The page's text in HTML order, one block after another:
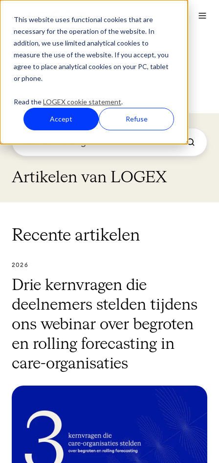
This website uses functional cookies that are
necessary for the operation of the website. In
addition, we use limited analytical cookies to
measure the use of the website. If you accept, you
agree to place analytical cookies on your PC, tablet
or phone.
Read theLOGEX cookie statement.
Accept Refuse
LOGEX
Artikelen van LOGEX
Recente artikelen
2026
Drie kernvragen die
deelnemers stelden tijdens
ons webinar over begroten
en rolling forecasting in
care-organisaties